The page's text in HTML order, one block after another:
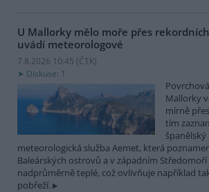
U Mallorky mělo moře přes
uvádí meteorologové
7.8.2026 10:45 (ČTK)
Diskuse: 1
Mallorky
mírně
tím
meteorologická služba Aemet, která
Baleárských ostrovů a v západním Středomoří
nadprůměrně teplé, což ovlivňuje například
pobřeží.